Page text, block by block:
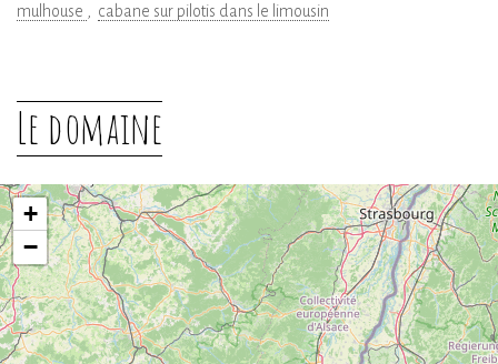
mulhouse
cabane sur pilotis dans le limousin
Le domaine
+
−